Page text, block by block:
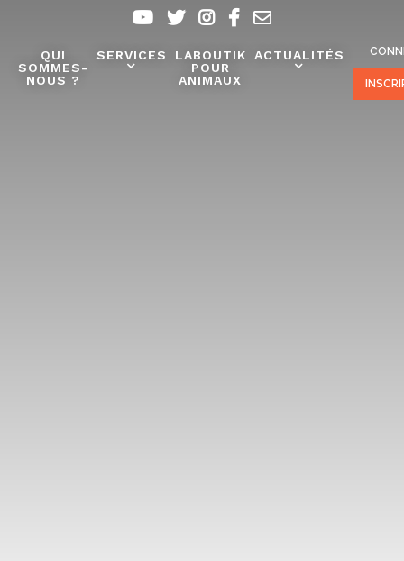
QUI
SOMMES-
NOUS ?
SERVICES
LABOUTIK
POUR
ANIMAUX
ACTUALITÉS